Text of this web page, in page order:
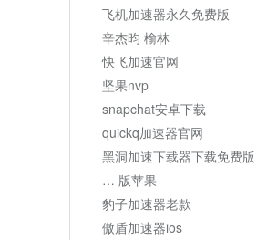
飞机加速器永久免费版
辛杰昀 榆林
快飞加速官网
坚果nvp
snapchat安卓下载
quickq加速器官网
黑洞加速下载器下载免费版
… 版苹果
豹子加速器老款
傲盾加速器ios